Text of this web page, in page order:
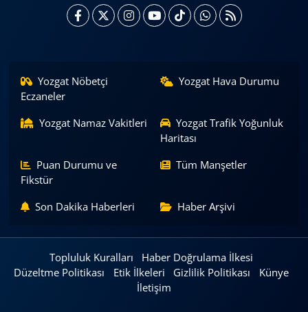
Yozgat Nöbetçi
Eczaneler
Yozgat Hava Durumu
Yozgat Namaz Vakitleri
Yozgat Trafik Yoğunluk
Haritası
Puan Durumu ve
Fikstür
Tüm Manşetler
Son Dakika Haberleri Haber Arşivi
Topluluk Kuralları
Haber Doğrulama İlkesi
Düzeltme Politikası
Etik İlkeleri Gizlilik Politikası
Künye
İletişim